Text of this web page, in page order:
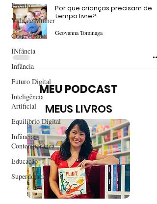
Evento
Vida de Mulher
Criatividade
INfância
Infância
Futuro Digital
Inteligência
Artificial
Equilíbrio Digital
Infância
Contemporânea
Educação
Superdotação
Por que crianças precisam de
tempo livre?
Geovanna Tominaga
MEU PODCAST
MEUS LIVROS